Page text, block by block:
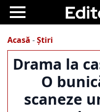
Acasă -Știri
Drama la
O
scaneze